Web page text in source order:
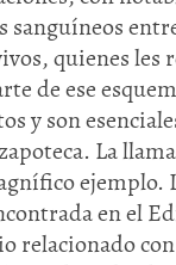
sanguíneos
quienes les
de ese
y son
La
ejemplo.
en el
relacionado